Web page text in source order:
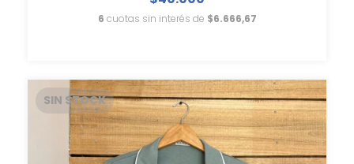
6 cuotas sin interés de $6.666,67
SIN STOCK